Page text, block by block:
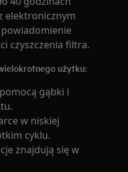
elektronicznym
czyszczenia filtra.
użytku:
gąbki i
w niskiej
cyklu.
znajdują się w